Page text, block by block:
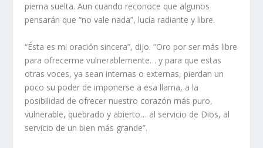
pierna suelta. Aun cuando reconoce que algunos
pensarán que “no vale nada”, lucía radiante y libre.
“Ésta es mi oración sincera”, dijo. “Oro por ser más libre
para ofrecerme vulnerablemente… y para que estas
otras voces, ya sean internas o externas, pierdan un
poco su poder de imponerse a esa llama, a la
posibilidad de ofrecer nuestro corazón más puro,
vulnerable, quebrado y abierto… al servicio de Dios, al
servicio de un bien más grande”.